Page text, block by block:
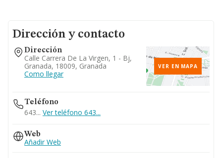
Dirección y contacto
Dirección
Calle Carrera De La Virgen, 1 - Bj,
Granada, 18009, Granada
Como llegar
VER EN MAPA
Teléfono
643... Ver teléfono 643...
Web
Añadir Web